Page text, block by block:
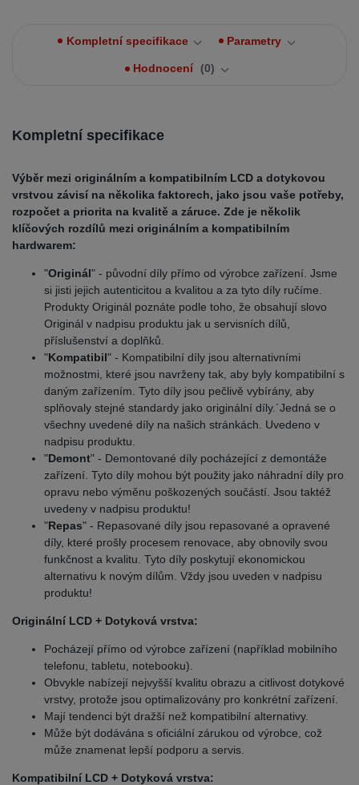
Kompletní specifikace Parametry
Hodnocení 0
Kompletní specifikace
Výběr mezi originálním a kompatibilním LCD a dotykovou
vrstvou závisí na několika faktorech, jako jsou vaše potřeby,
rozpočet a priorita na kvalitě a záruce. Zde je několik
klíčových rozdílů mezi originálním a kompatibilním
hardwarem:
"Originál" - původní díly přímo od výrobce zařízení. Jsme
si jisti jejich autenticitou a kvalitou a za tyto díly ručíme.
Produkty Originál poznáte podle toho, že obsahují slovo
Originál v nadpisu produktu jak u servisních dílů,
příslušenství a doplňků.
"Kompatibil" - Kompatibilní díly jsou alternativními
možnostmi, které jsou navrženy tak, aby byly kompatibilní s
daným zařízením. Tyto díly jsou pečlivě vybírány, aby
splňovaly stejné standardy jako originální díly.´Jedná se o
všechny uvedené díly na našich stránkách. Uvedeno v
nadpisu produktu.
"Demont" - Demontované díly pocházející z demontáže
zařízení. Tyto díly mohou být použity jako náhradní díly pro
opravu nebo výměnu poškozených součástí. Jsou taktéž
uvedeny v nadpisu produktu!
"Repas" - Repasované díly jsou repasované a opravené
díly, které prošly procesem renovace, aby obnovily svou
funkčnost a kvalitu. Tyto díly poskytují ekonomickou
alternativu k novým dílům. Vždy jsou uveden v nadpisu
produktu!
Originální LCD + Dotyková vrstva:
Pocházejí přímo od výrobce zařízení (například mobilního
telefonu, tabletu, notebooku).
Obvykle nabízejí nejvyšší kvalitu obrazu a citlivost dotykové
vrstvy, protože jsou optimalizovány pro konkrétní zařízení.
Mají tendenci být dražší než kompatibilní alternativy.
Může být dodávána s oficiální zárukou od výrobce, což
může znamenat lepší podporu a servis.
Kompatibilní LCD + Dotyková vrstva: